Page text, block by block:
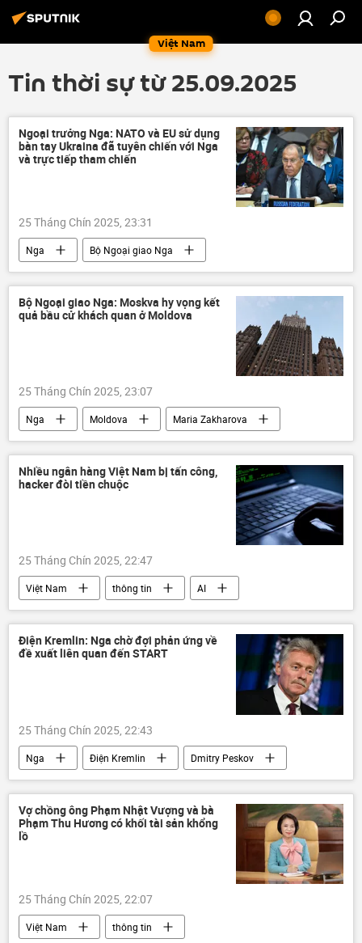
Việt Nam
Tin thời sự từ 25.09.2025
Ngoại trưởng Nga: NATO và EU sử dụng
bàn tay Ukraina đã tuyên chiến với Nga
và trực tiếp tham chiến
25 Tháng Chín 2025, 23:31
Nga
Bộ Ngoại giao Nga
Sergey Lavrov
thông tin
Liên Hợp Quốc
Ukraina
Cuộc khủng hoảng ở Ukraina
Trung Đông
Nhật Bản
Bộ Ngoại giao Nga: Moskvа hy vọng kết
quả bầu cử khách quan ở Moldova
25 Tháng Chín 2025, 23:07
Nga Moldova
Maria Zakharova
Bộ Ngoại giao Nga
thông tin
Thế giới
Chính trị
Nhiều ngân hàng Việt Nam bị tấn công,
hacker đòi tiền chuộc
25 Tháng Chín 2025, 22:47
Việt Nam thông tin
AI
ngân hàng
Kinh doanh
công nghệ
tấn công mạng
tấn công
tin tặc
Điện Kremlin: Nga chờ đợi phản ứng về
đề xuất liên quan đến START
25 Tháng Chín 2025, 22:43
Nga Điện Kremlin
Dmitry Peskov
thông tin
Hoa Kỳ
Thế giới
Vladimir Putin
Vợ chồng ông Phạm Nhật Vượng và bà
Phạm Thu Hương có khối tài sản khổng
lồ
25 Tháng Chín 2025, 22:07
Việt Nam
thông tin